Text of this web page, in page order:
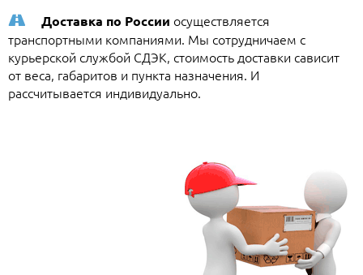
Доставка по России осуществляется
транспортными компаниями. Мы сотрудничаем с
курьерской службой СДЭК, стоимость доставки сависит
от веса, габаритов и пункта назначения. И
рассчитывается индивидуально.